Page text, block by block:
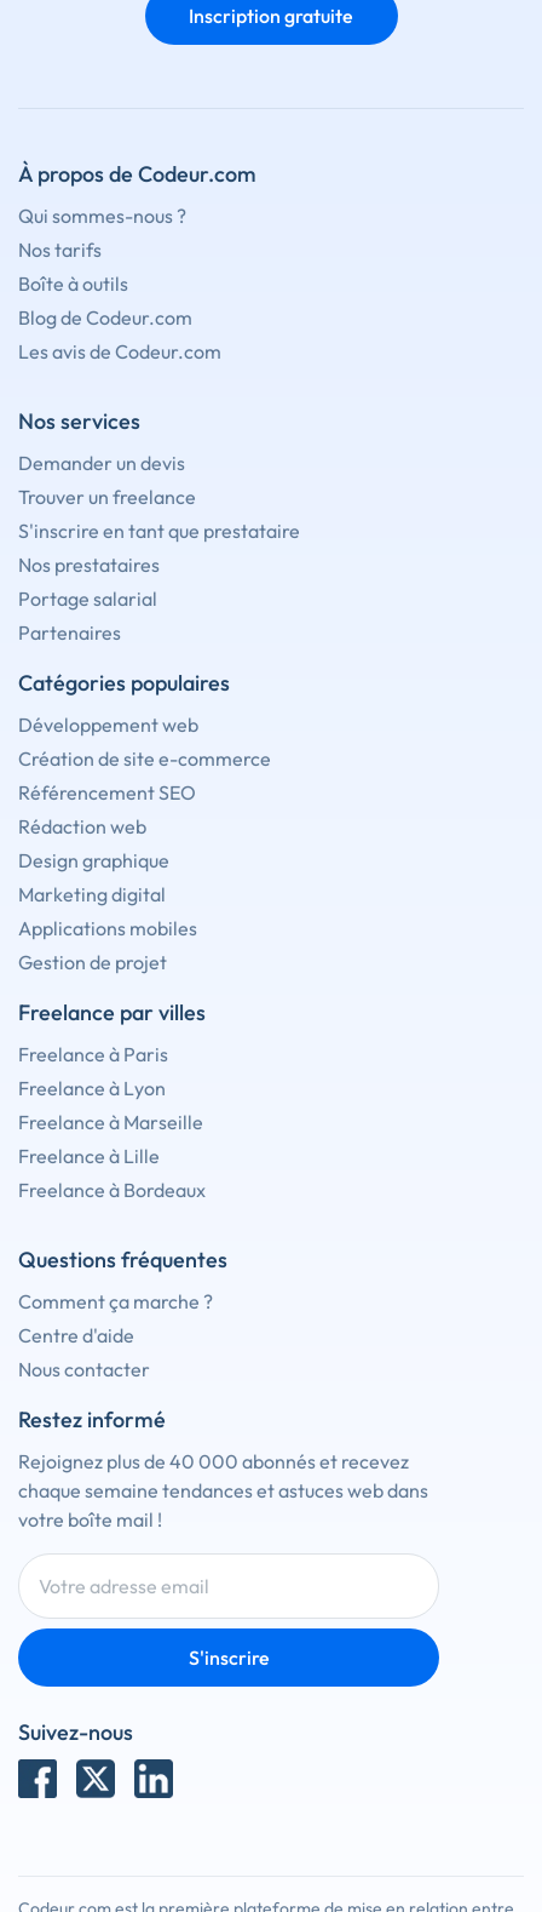
Inscription gratuite
À propos de Codeur.com
Qui sommes-nous ?
Nos tarifs
Boîte à outils
Blog de Codeur.com
Les avis de Codeur.com
Nos services
Demander un devis
Trouver un freelance
S'inscrire en tant que prestataire
Nos prestataires
Portage salarial
Partenaires
Catégories populaires
Développement web
Création de site e-commerce
Référencement SEO
Rédaction web
Design graphique
Marketing digital
Applications mobiles
Gestion de projet
Freelance par villes
Freelance à Paris
Freelance à Lyon
Freelance à Marseille
Freelance à Lille
Freelance à Bordeaux
Questions fréquentes
Comment ça marche ?
Centre d'aide
Nous contacter
Restez informé
Rejoignez plus de 40 000 abonnés et recevez
chaque semaine tendances et astuces web dans
votre boîte mail !
S'inscrire
Suivez-nous